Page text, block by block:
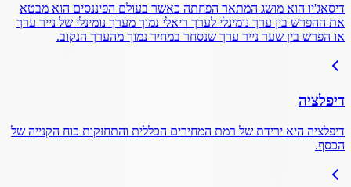
דיסאג'יו הוא מושג המתאר הפחתה כאשר בעולם הפיננסים הוא מבטא
את ההפרש בין ערך נומינלי לערך ריאלי נמוך מערך נומינלי של נייר ערך
או הפרש בין שער נייר ערך שנסחר במחיר נמוך מהערך הנקוב.
דיפלציה
דיפלציה היא ירידת של רמת המחירים הכללית והתחזקות כוח הקנייה של
הכסף.